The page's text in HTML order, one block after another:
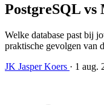
PostgreSQL vs
Welke database past bij
praktische gevolgen van
JK Jasper Koers · 1 aug.